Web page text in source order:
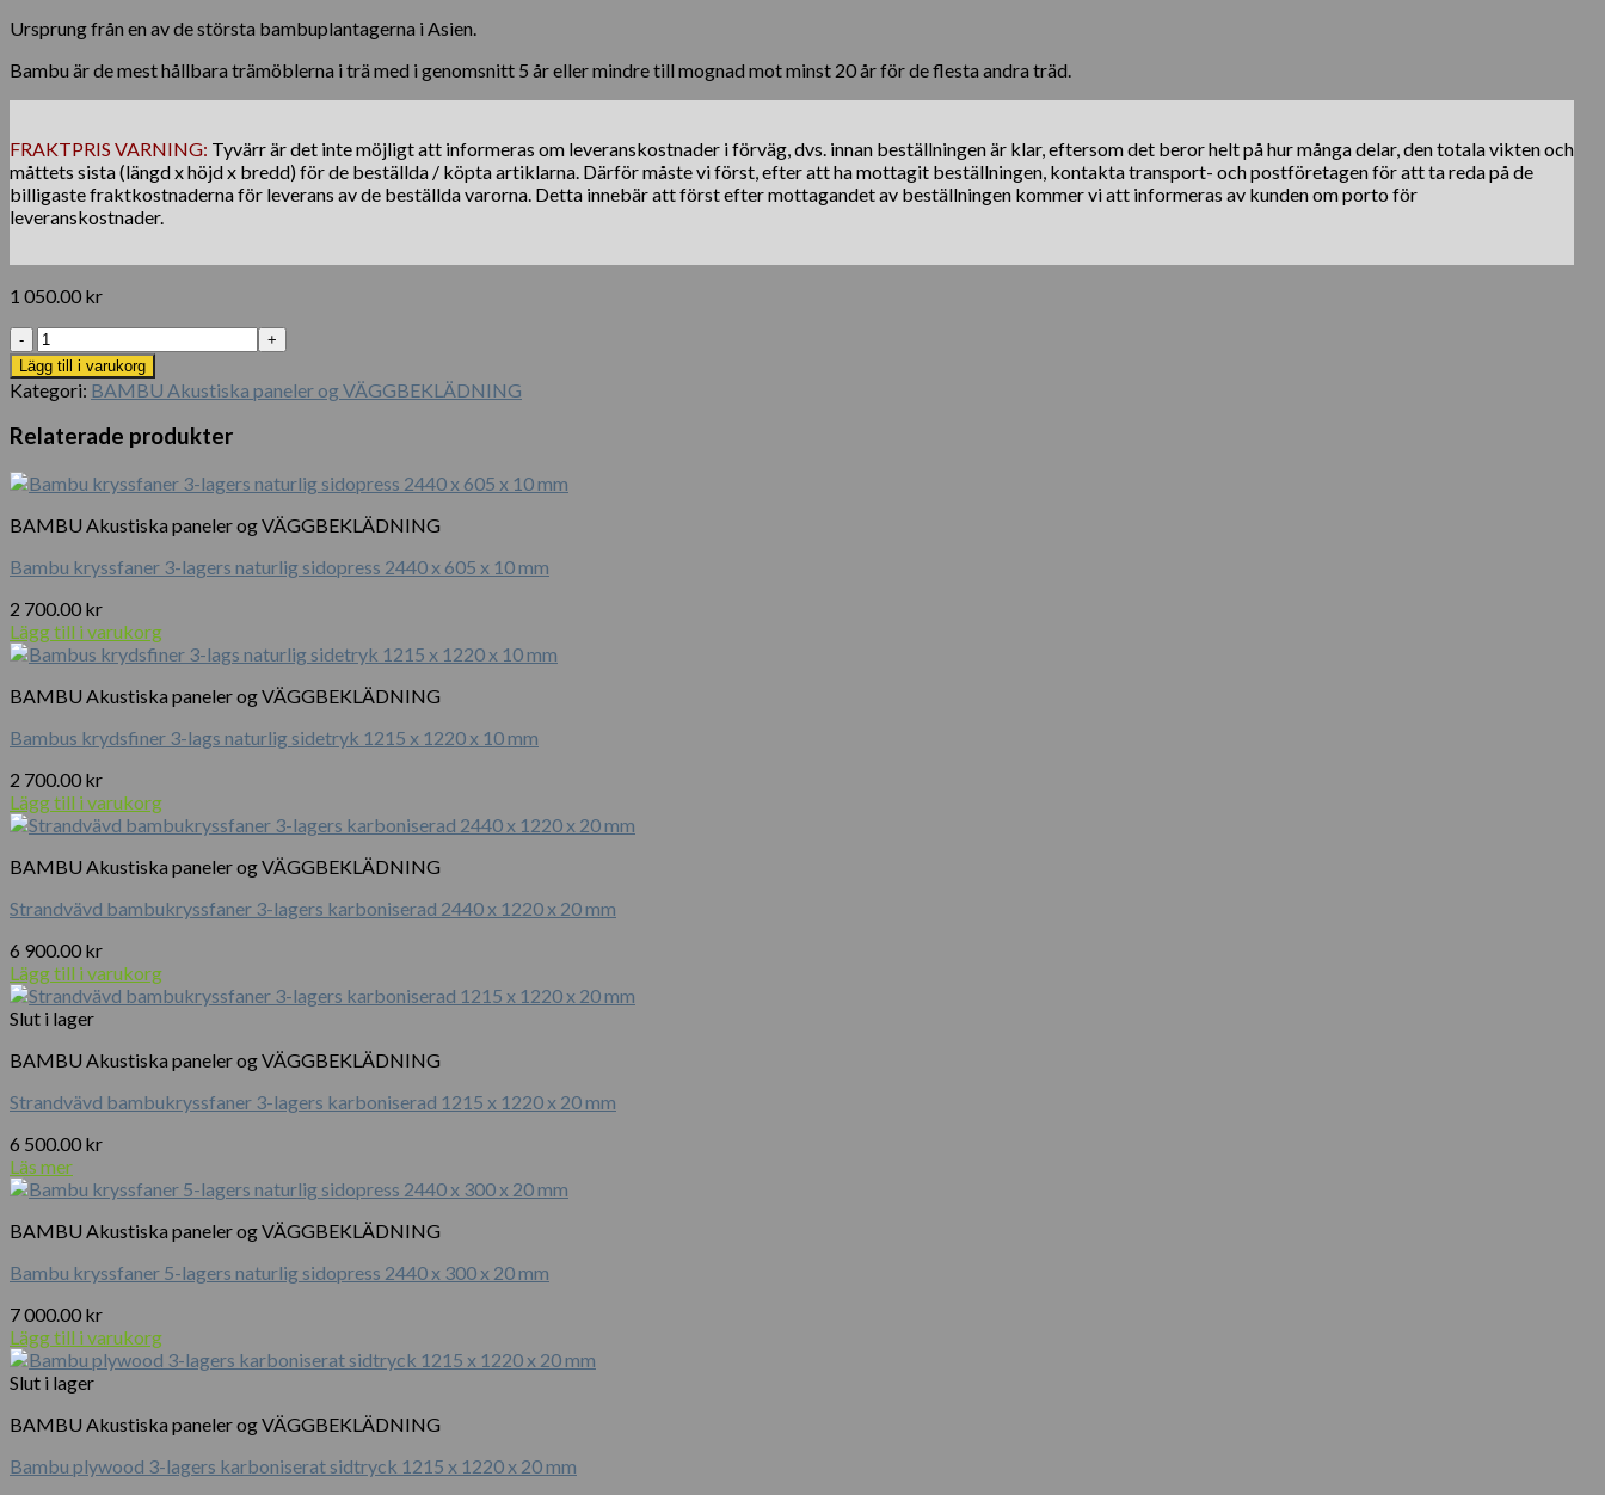
Ursprung från en av de största bambuplantagerna i Asien.
Bambu är de mest hållbara trämöblerna i trä med i genomsnitt 5 år eller mindre till mognad mot minst 20 år för de flesta andra träd.
FRAKTPRIS VARNING: Tyvärr är det inte möjligt att informeras om leveranskostnader i förväg, dvs. innan beställningen är klar, eftersom det beror helt på hur många delar, den totala vikten och
måttets sista (längd x höjd x bredd) för de beställda / köpta artiklarna. Därför måste vi först, efter att ha mottagit beställningen, kontakta transport- och postföretagen för att ta reda på de
billigaste fraktkostnaderna för leverans av de beställda varorna. Detta innebär att först efter mottagandet av beställningen kommer vi att informeras av kunden om porto för
leveranskostnader.
1 050.00 kr
Bärbar
trådlös
USB-
laddningsinduktionshögtalare
för
bambu
Lägg till i varukorg
Kategori: BAMBU Akustiska paneler og VÄGGBEKLÄDNING
Relaterade produkter
BAMBU Akustiska paneler og VÄGGBEKLÄDNING
Bambu kryssfaner 3-lagers naturlig sidopress 2440 x 605 x 10 mm
2 700.00 kr
Lägg till i varukorg
BAMBU Akustiska paneler og VÄGGBEKLÄDNING
Bambus krydsfiner 3-lags naturlig sidetryk 1215 x 1220 x 10 mm
2 700.00 kr
Lägg till i varukorg
BAMBU Akustiska paneler og VÄGGBEKLÄDNING
Strandvävd bambukryssfaner 3-lagers karboniserad 2440 x 1220 x 20 mm
6 900.00 kr
Lägg till i varukorg
Slut i lager
BAMBU Akustiska paneler og VÄGGBEKLÄDNING
Strandvävd bambukryssfaner 3-lagers karboniserad 1215 x 1220 x 20 mm
6 500.00 kr
Läs mer
BAMBU Akustiska paneler og VÄGGBEKLÄDNING
Bambu kryssfaner 5-lagers naturlig sidopress 2440 x 300 x 20 mm
7 000.00 kr
Lägg till i varukorg
Slut i lager
BAMBU Akustiska paneler og VÄGGBEKLÄDNING
Bambu plywood 3-lagers karboniserat sidtryck 1215 x 1220 x 20 mm